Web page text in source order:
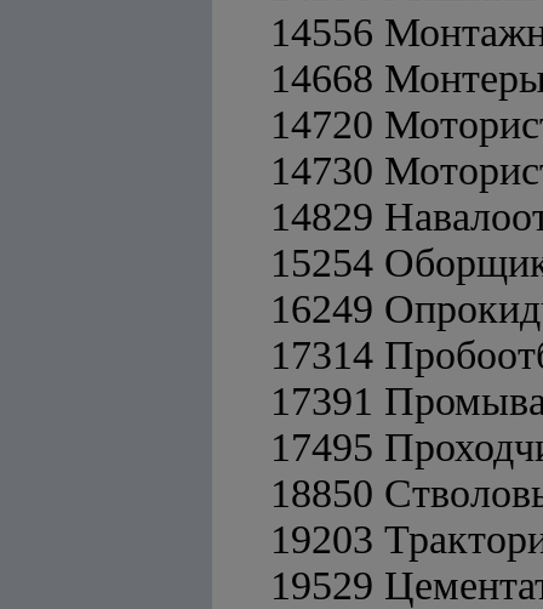
14556
14668 Монтеры
14720
14730
14829
15254
16249
17314
17391
17495
18850
19203
19529